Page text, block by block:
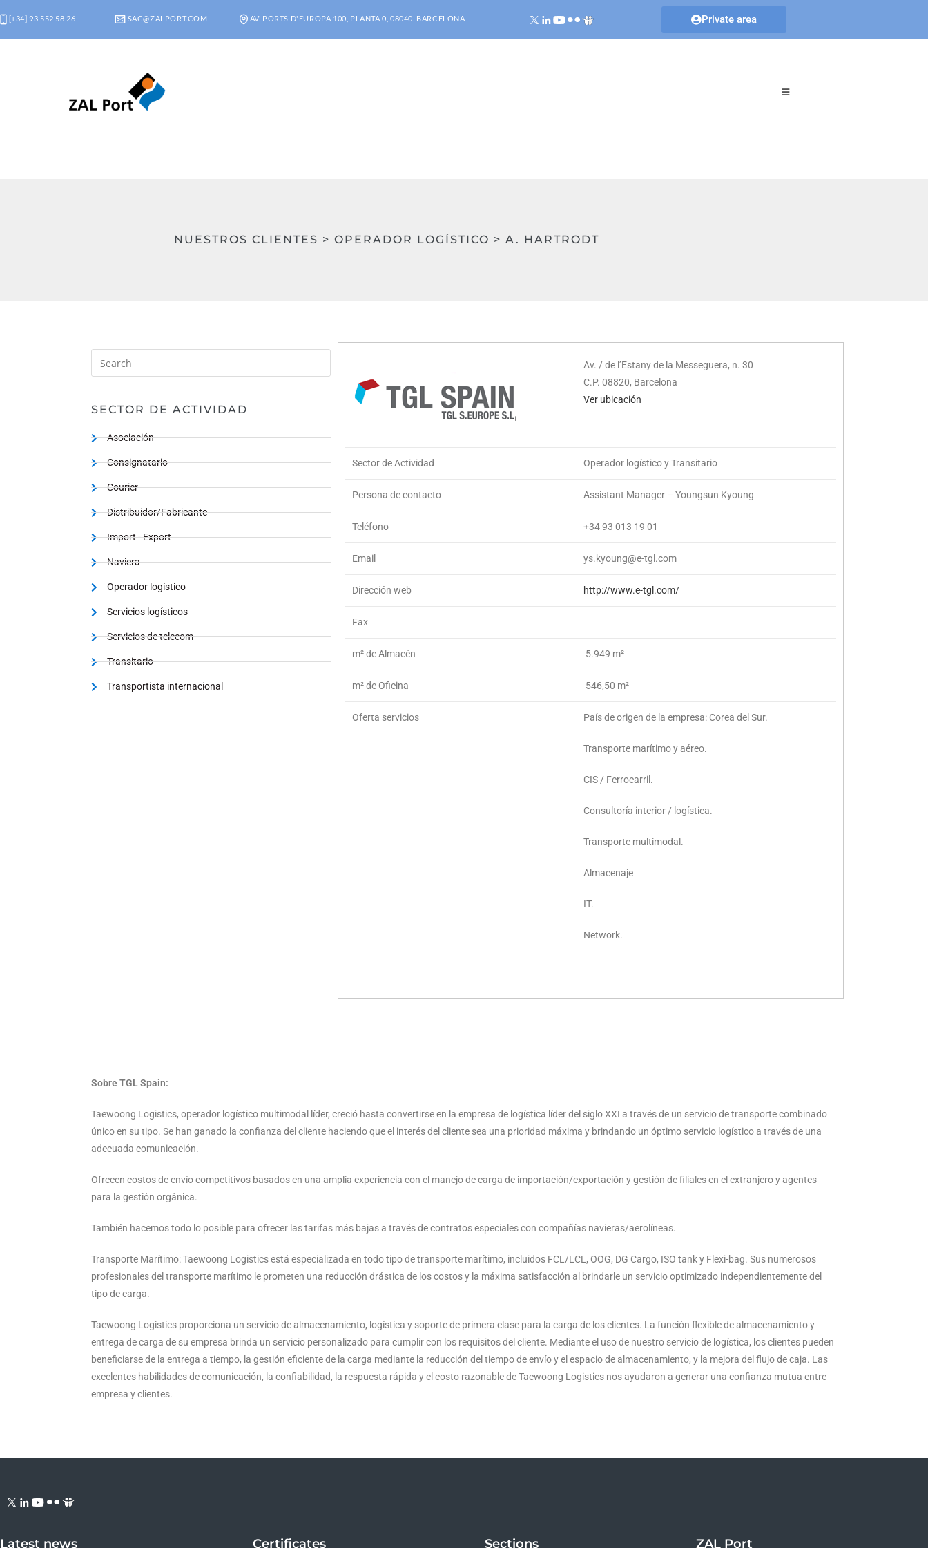
[+34] 93 552 58 26 SAC@ZALPORT.COM AV. PORTS D'EUROPA 100, PLANTA 0, 08040. BARCELONA Private area
NUESTROS CLIENTES > OPERADOR LOGÍSTICO > A. HARTRODT
SECTOR DE ACTIVIDAD
Asociación
Consignatario
Courier
Distribuidor/Fabricante
Import - Export
Naviera
Operador logístico
Servicios logísticos
Servicios de telecom
Transitario
Transportista internacional
Av. / de l’Estany de la Messeguera, n. 30
C.P. 08820, Barcelona ‎
Ver ubicación
Sector de Actividad Operador logístico y Transitario
Persona de contacto Assistant Manager – Youngsun Kyoung
Teléfono +34 93 013 19 01
Email ys.kyoung@e-tgl.com
Dirección web http://www.e-tgl.com/
Fax
m² de Almacén 5.949 m²
m² de Oficina 546,50 m²
Oferta servicios País de origen de la empresa: Corea del Sur.
Transporte marítimo y aéreo.
CIS / Ferrocarril.
Consultoría interior / logística.
Transporte multimodal.
Almacenaje
IT.
Network.
Sobre TGL Spain:
Taewoong Logistics, operador logístico multimodal líder, creció hasta convertirse en la empresa de logística líder del siglo XXI a través de un servicio de transporte combinado
único en su tipo. Se han ganado la confianza del cliente haciendo que el interés del cliente sea una prioridad máxima y brindando un óptimo servicio logístico a través de una
adecuada comunicación.
Ofrecen costos de envío competitivos basados ​​en una amplia experiencia con el manejo de carga de importación/exportación y gestión de filiales en el extranjero y agentes
para la gestión orgánica.
También hacemos todo lo posible para ofrecer las tarifas más bajas a través de contratos especiales con compañías navieras/aerolíneas.
Transporte Marítimo: Taewoong Logistics está especializada en todo tipo de transporte marítimo, incluidos FCL/LCL, OOG, DG Cargo, ISO tank y Flexi-bag. Sus numerosos
profesionales del transporte marítimo le prometen una reducción drástica de los costos y la máxima satisfacción al brindarle un servicio optimizado independientemente del
tipo de carga.
Taewoong Logistics proporciona un servicio de almacenamiento, logística y soporte de primera clase para la carga de los clientes. La función flexible de almacenamiento y
entrega de carga de su empresa brinda un servicio personalizado para cumplir con los requisitos del cliente. Mediante el uso de nuestro servicio de logística, los clientes pueden
beneficiarse de la entrega a tiempo, la gestión eficiente de la carga mediante la reducción del tiempo de envío y el espacio de almacenamiento, y la mejora del flujo de caja. Las
excelentes habilidades de comunicación, la confiabilidad, la respuesta rápida y el costo razonable de Taewoong Logistics nos ayudaron a generar una confianza mutua entre
empresa y clientes.
Latest news Certificates Sections ZAL Port